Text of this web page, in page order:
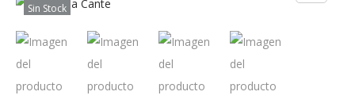
Sin Stock